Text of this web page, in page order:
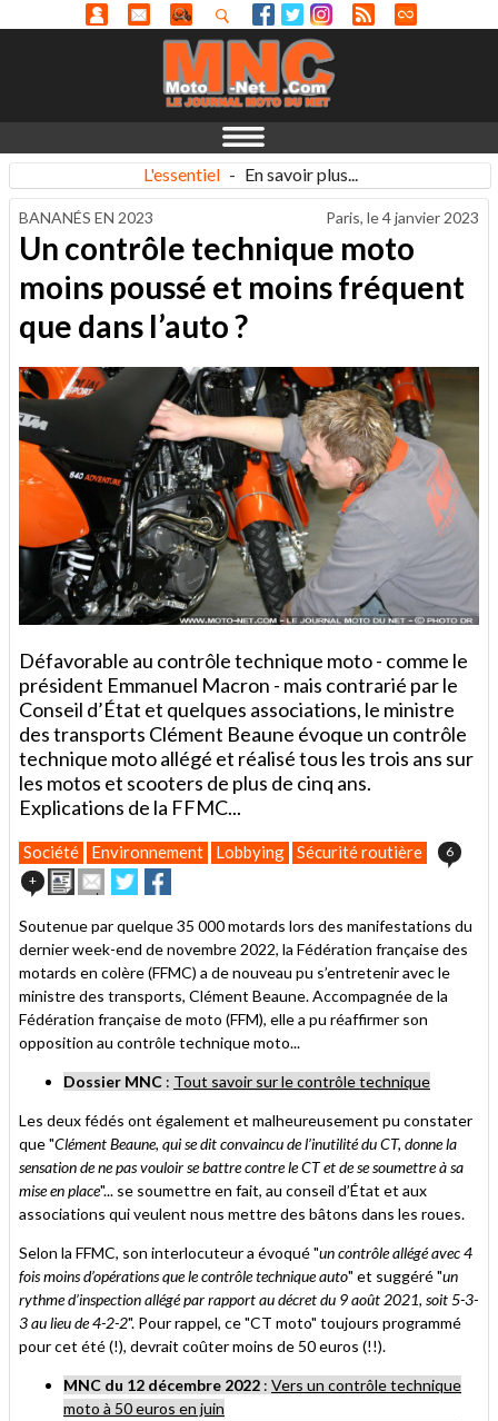
L'essentiel - En savoir plus...
BANANÉS EN 2023 Paris, le4 janvier 2023
Un contrôle technique moto
moins poussé et moins fréquent
que dans l’auto ?
Défavorable au contrôle technique moto - comme le
président Emmanuel Macron - mais contrarié par le
Conseil d’État et quelques associations, le ministre
des transports Clément Beaune évoque un contrôle
technique moto allégé et réalisé tous les trois ans sur
les motos et scooters de plus de cinq ans.
Explications de la FFMC...
Société Environnement Lobbying Sécurité routière
6
+
ImprimerEnvoyer
cet
à
un
ami
Partager
sur
sur
Soutenue par quelque 35 000 motards lors des manifestations du
dernier week-end de novembre 2022, la Fédération française des
motards en colère (FFMC) a de nouveau pu s’entretenir avec le
ministre des transports, Clément Beaune. Accompagnée de la
Fédération française de moto (FFM), elle a pu réaffirmer son
opposition au contrôle technique moto...
Dossier MNC : Tout savoir sur le contrôle technique
Les deux fédés ont également et malheureusement pu constater
que "Clément Beaune, qui se dit convaincu de l’inutilité du CT, donne la
sensation de ne pas vouloir se battre contre le CT et de se soumettre à sa
mise en place"... se soumettre en fait, au conseil d’État et aux
associations qui veulent nous mettre des bâtons dans les roues.
Selon la FFMC, son interlocuteur a évoqué "un contrôle allégé avec 4
fois moins d’opérations que le contrôle technique auto" et suggéré "un
rythme d’inspection allégé par rapport au décret du 9 août 2021, soit 5-3-
3 au lieu de 4-2-2". Pour rappel, ce "CT moto" toujours programmé
pour cet été (!), devrait coûter moins de 50 euros (!!).
MNC du 12 décembre 2022 : Vers un contrôle technique
moto à 50 euros en juin